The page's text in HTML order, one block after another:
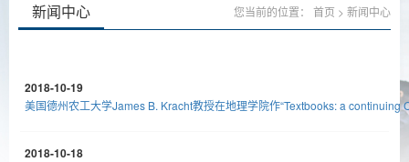
新闻中心 您当前的位置： 首页 > 新闻中心
2018-10-19
美国德州农工大学James B. Kracht教授在地理学院作“Textbooks: a continuing
2018-10-18